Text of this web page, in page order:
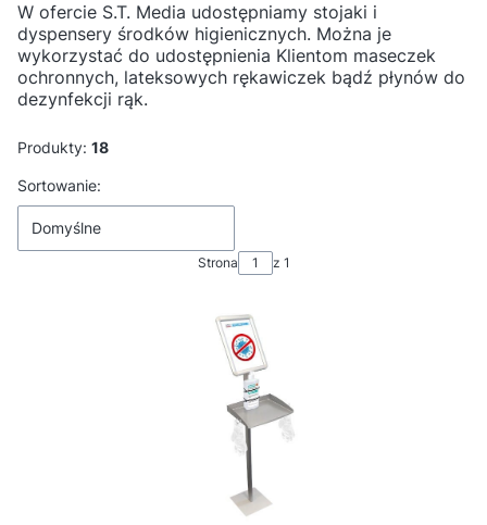
W ofercie S.T. Media udostępniamy stojaki i
dyspensery środków higienicznych. Można je
wykorzystać do udostępnienia Klientom maseczek
ochronnych, lateksowych rękawiczek bądź płynów do
dezynfekcji rąk.
Produkty: 18
Lista produktów
Sortowanie:
Domyślne
Strona z 1